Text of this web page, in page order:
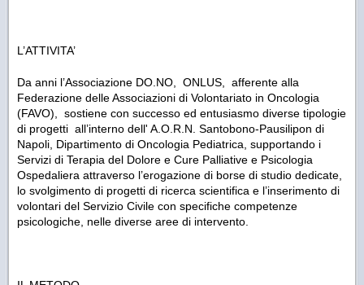
L’ATTIVITA’
Da anni l’Associazione DO.NO, ONLUS, afferente alla
Federazione delle Associazioni di Volontariato in Oncologia
(FAVO), sostiene con successo ed entusiasmo diverse tipologie
di progetti all’interno dell' A.O.R.N. Santobono-Pausilipon di
Napoli, Dipartimento di Oncologia Pediatrica, supportando i
Servizi di Terapia del Dolore e Cure Palliative e Psicologia
Ospedaliera attraverso l’erogazione di borse di studio dedicate,
lo svolgimento di progetti di ricerca scientifica e l’inserimento di
volontari del Servizio Civile con specifiche competenze
psicologiche, nelle diverse aree di intervento.